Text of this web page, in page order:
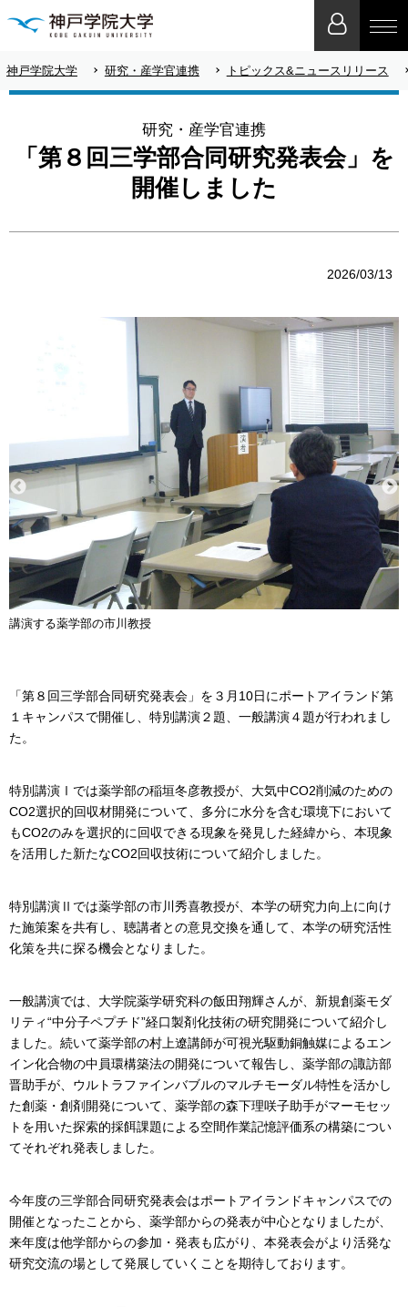
神戸学院大学 研究・産学官連携 トピックス&ニュースリリース
研究・産学官連携
「第８回三学部合同研究発表会」を
開催しました
2026/03/13
講演する薬学部の市川教授
「第８回三学部合同研究発表会」を３月10日にポートアイランド第
１キャンパスで開催し、特別講演２題、一般講演４題が行われまし
た。
特別講演Ⅰでは薬学部の稲垣冬彦教授が、大気中CO2削減のための
CO2選択的回収材開発について、多分に水分を含む環境下において
もCO2のみを選択的に回収できる現象を発見した経緯から、本現象
を活用した新たなCO2回収技術について紹介しました。
特別講演Ⅱでは薬学部の市川秀喜教授が、本学の研究力向上に向け
た施策案を共有し、聴講者との意見交換を通して、本学の研究活性
化策を共に探る機会となりました。
一般講演では、大学院薬学研究科の飯田翔輝さんが、新規創薬モダ
リティ“中分子ペプチド”経口製剤化技術の研究開発について紹介し
ました。続いて薬学部の村上遼講師が可視光駆動銅触媒によるエン
イン化合物の中員環構築法の開発について報告し、薬学部の諏訪部
晋助手が、ウルトラファインバブルのマルチモーダル特性を活かし
た創薬・創剤開発について、薬学部の森下理咲子助手がマーモセッ
トを用いた探索的採餌課題による空間作業記憶評価系の構築につい
てそれぞれ発表しました。
今年度の三学部合同研究発表会はポートアイランドキャンパスでの
開催となったことから、薬学部からの発表が中心となりましたが、
来年度は他学部からの参加・発表も広がり、本発表会がより活発な
研究交流の場として発展していくことを期待しております。